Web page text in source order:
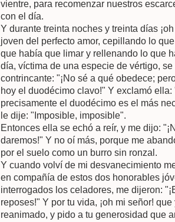
vientre, para recomenzar nuestros
con el día.
Y durante treinta noches y treinta días
joven del perfecto amor, cepillando lo
que había que limar y rellenando lo que
día, víctima de una especie de vértigo,
contrincante: "¡No sé a qué obedece;
hoy el duodécimo clavo!" Y exclamó
precisamente el duodécimo es el más
le dije: "Imposible, imposible".
Entonces ella se echó a reír, y me dijo:
daremos!" Y no oí más, porque me
por el suelo como un burro sin ronzal.
Y cuando volví de mi desvanecimiento
en compañía de estos dos honorables
interrogados los celadores, me dijeron:
reposes!" Y por tu vida, ¡oh mi señor!
reanimado, y pido a tu generosidad que